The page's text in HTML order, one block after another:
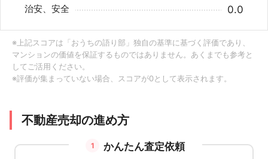
治安、安全 0.0
※上記スコアは「おうちの語り部」独自の基準に基づく評価であり、
マンションの価値を保証するものではありません。あくまでも参考と
してご活用ください。
※評価が集まっていない場合、スコアが0として表示されます。
不動産売却の進め方
1
かんたん査定依頼